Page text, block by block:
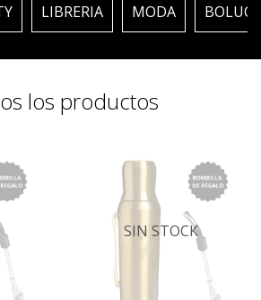
LIBRERIA MODA
los productos
SIN STOCK